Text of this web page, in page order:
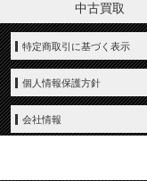
中古買取
特定商取引に基づく表示
個人情報保護方針
会社情報